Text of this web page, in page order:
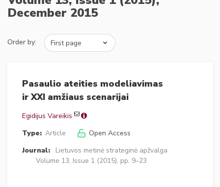
December 2015
Order by:
Pasaulio ateities modeliavimas
ir XXI amžiaus scenarijai
Egidijus Vareikis
Type: Article
Open Access
Journal:
Lietuvos metinė strateginė apžvalga
Volume 13, Issue 1 (2015), pp. 9–23